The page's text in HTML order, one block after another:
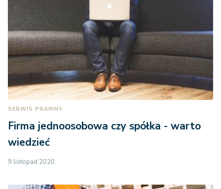
SERWIS PRAWNY
Firma jednoosobowa czy spółka - warto
wiedzieć
9 listopad 2020